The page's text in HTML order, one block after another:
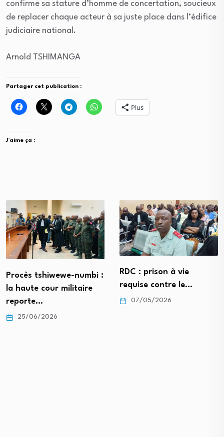
confirme sa stature d’homme de concertation, soucieux
de replacer chaque acteur à sa juste place dans l’édifice
judiciaire national.
Arnold TSHIMANGA
Partager cet publication :
Plus
J’aime ça :
Procès tshiwewe-numbi :
la haute cour militaire
reporte…
25/06/2026
RDC : prison à vie
requise contre le…
07/05/2026